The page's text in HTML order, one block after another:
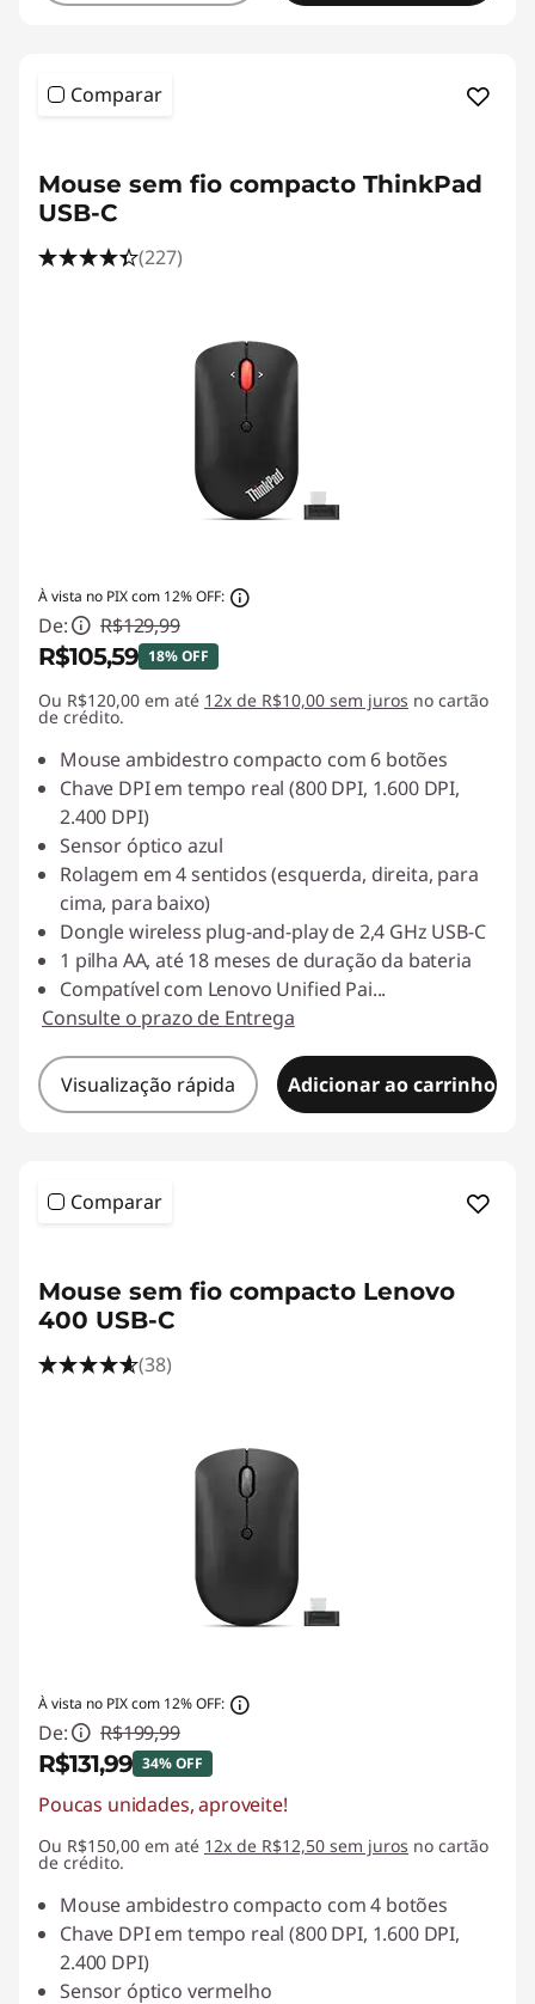
Comparar
Mouse sem fio compacto ThinkPad
USB-C
(227)
À vista no PIX com 12% OFF:
De: R$129,99
R$105,59 18% OFF
Economias instantâneas :-R$24,40
Ou R$120,00 em até 12x de R$10,00 sem juros no cartão
de crédito.
Mouse ambidestro compacto com 6 botões
Chave DPI em tempo real (800 DPI, 1.600 DPI,
2.400 DPI)
Sensor óptico azul
Rolagem em 4 sentidos (esquerda, direita, para
cima, para baixo)
Dongle wireless plug-and-play de 2,4 GHz USB-C
1 pilha AA, até 18 meses de duração da bateria
Compatível com Lenovo Unified Pai...
Consulte o prazo de Entrega
Visualização rápida Adicionar ao carrinho
Comparar
Mouse sem fio compacto Lenovo
400 USB-C
(38)
À vista no PIX com 12% OFF:
De: R$199,99
R$131,99 34% OFF
Economias instantâneas :
Poucas unidades, aproveite!
Ou R$150,00 em até 12x de R$12,50 sem juros no cartão
de crédito.
Mouse ambidestro compacto com 4 botões
Chave DPI em tempo real (800 DPI, 1.600 DPI,
2.400 DPI)
Sensor óptico vermelho